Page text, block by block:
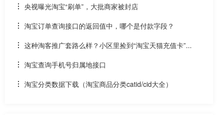
PI？央视曝光淘宝“刷单”，大批商家被封店
淘宝订单查询接口的返回值中，哪个是付款字段？
这种淘客推广套路么样？小区里捡到“淘宝天猫充值卡”...
淘宝查询手机号归属地接口
淘宝分类数据下载（淘宝商品分类catid/cid大全）